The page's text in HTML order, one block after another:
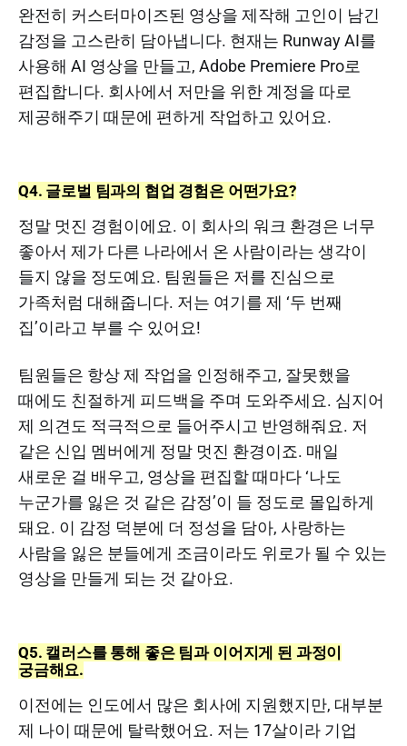
완전히 커스터마이즈된 영상을 제작해 고인이 남긴
감정을 고스란히 담아냅니다. 현재는 Runway AI를
사용해 AI 영상을 만들고, Adobe Premiere Pro로
편집합니다. 회사에서 저만을 위한 계정을 따로
제공해주기 때문에 편하게 작업하고 있어요.
Q4. 글로벌 팀과의 협업 경험은 어떤가요?
정말 멋진 경험이에요. 이 회사의 워크 환경은 너무
좋아서 제가 다른 나라에서 온 사람이라는 생각이
들지 않을 정도예요. 팀원들은 저를 진심으로
가족처럼 대해줍니다. 저는 여기를 제 ‘두 번째
집’이라고 부를 수 있어요!
팀원들은 항상 제 작업을 인정해주고, 잘못했을
때에도 친절하게 피드백을 주며 도와주세요. 심지어
제 의견도 적극적으로 들어주시고 반영해줘요. 저
같은 신입 멤버에게 정말 멋진 환경이죠. 매일
새로운 걸 배우고, 영상을 편집할 때마다 ‘나도
누군가를 잃은 것 같은 감정’이 들 정도로 몰입하게
돼요. 이 감정 덕분에 더 정성을 담아, 사랑하는
사람을 잃은 분들에게 조금이라도 위로가 될 수 있는
영상을 만들게 되는 것 같아요.
Q5. 캘러스를 통해 좋은 팀과 이어지게 된 과정이
궁금해요.
이전에는 인도에서 많은 회사에 지원했지만, 대부분
제 나이 때문에 탈락했어요. 저는 17살이라 기업